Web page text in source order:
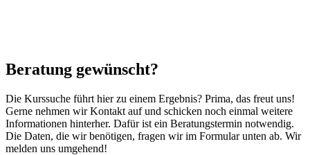
Beratung gewünscht?
Die Kurssuche führt hier zu einem Ergebnis? Prima, das freut uns!
Gerne nehmen wir Kontakt auf und schicken noch einmal weitere
Informationen hinterher. Dafür ist ein Beratungstermin notwendig.
Die Daten, die wir benötigen, fragen wir im Formular unten ab. Wir
melden uns umgehend!